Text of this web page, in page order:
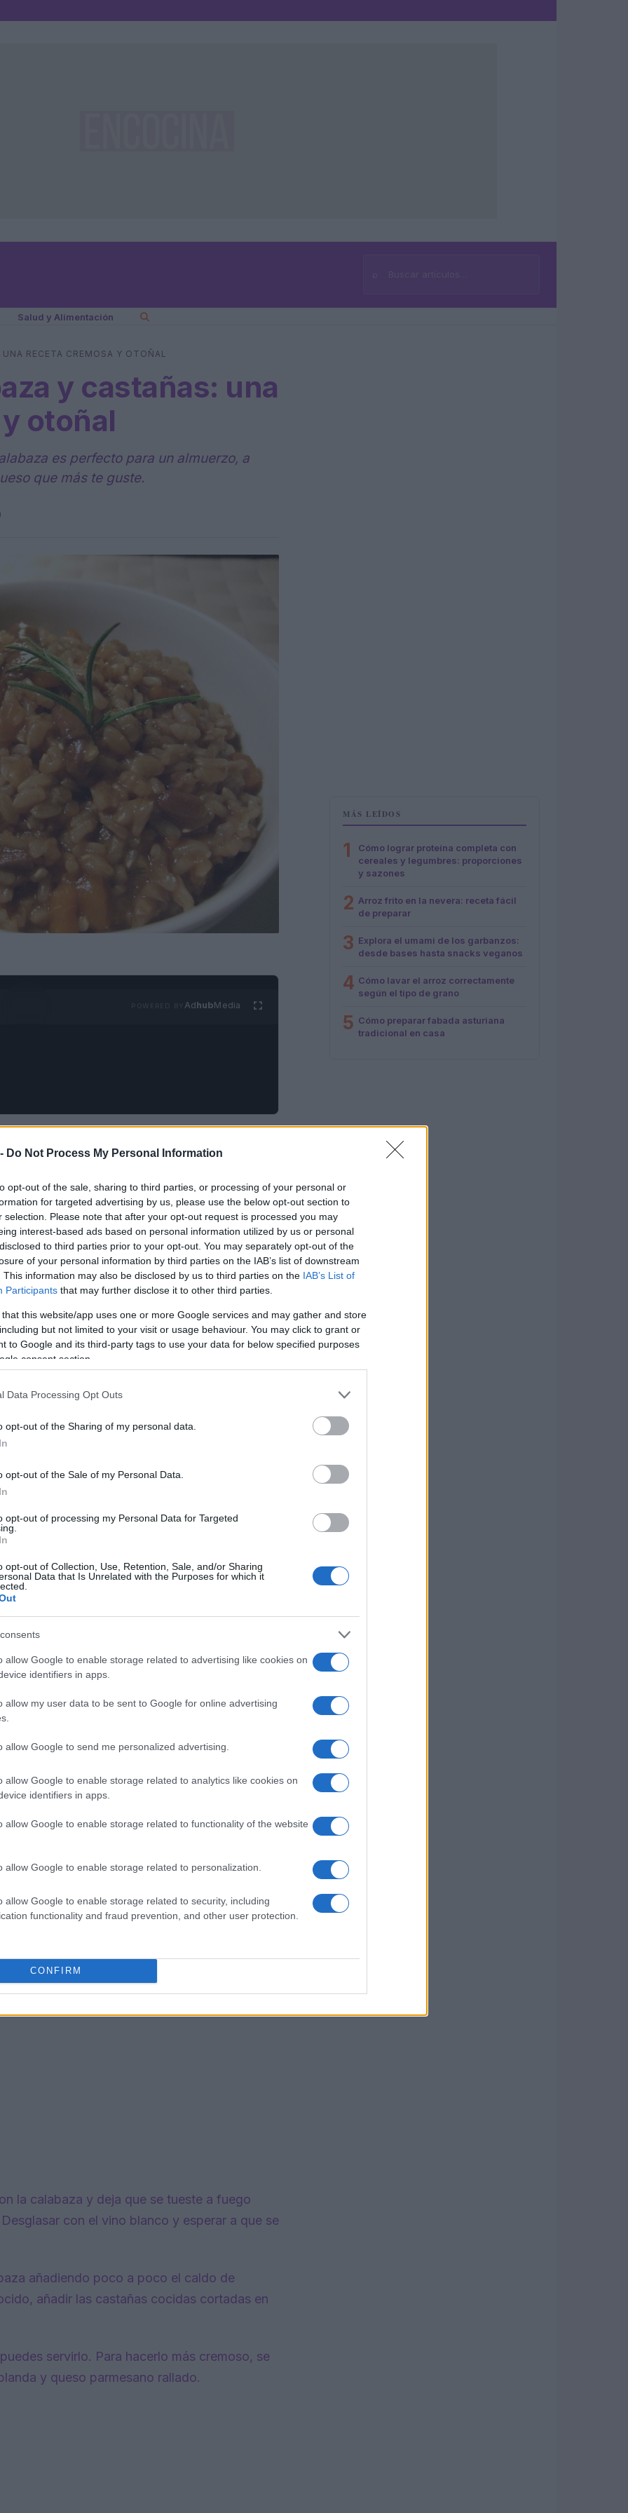
Do Not Process My Personal Information
opt-out of the sale, sharing to third parties, or processing of your personal or
for targeted advertising by us, please use the below opt-out section to
selection. Please note that after your opt-out request is processed you may
interest-based ads based on personal information utilized by us or personal
to third parties prior to your opt-out. You may separately opt-out of the
of your personal information by third parties on the IAB’s list of downstream
This information may also be disclosed by us to third parties on the IAB’s List of
Participants that may further disclose it to other third parties.
that this website/app uses one or more Google services and may gather and store
but not limited to your visit or usage behaviour. You may click to grant or
to Google and its third-party tags to use your data for below specified purposes
consent section.
Data Processing Opt Outs
opt-out of the Sharing of my personal data.
opt-out of the Sale of my Personal Data.
opt-out of processing my Personal Data for Targeted
opt-out of Collection, Use, Retention, Sale, and/or Sharing
Data that Is Unrelated with the Purposes for which it
allow Google to enable storage related to advertising like cookies on
identifiers in apps.
allow my user data to be sent to Google for online advertising
allow Google to send me personalized advertising.
allow Google to enable storage related to analytics like cookies on
identifiers in apps.
allow Google to enable storage related to functionality of the website
allow Google to enable storage related to personalization.
allow Google to enable storage related to security, including
functionality and fraud prevention, and other user protection.
CONFIRM
⌕Buscar
Salud y Alimentación
RECETA CREMOSA Y OTOÑAL
y castañas: una
otoñal
es perfecto para un almuerzo, a
que más te guste.
AdhubMedia
claramente otoñal, con un aspecto
reconfortante, fácil de preparar y también
puedes enriquecer con la adición de
toque extra de sabor y gusto.
de calabaza
el fondo de una cacerola con un poco de
cortada en dados pequeños y deja que
la calabaza y deja que se tueste a fuego
con el vino blanco y esperar a que se
añadiendo poco a poco el caldo de
añadir las castañas cocidas cortadas en
servirlo. Para hacerlo más cremoso, se
y queso parmesano rallado.
MÁS LEÍDOS
1
Cómo lograr proteína completa con
cereales y legumbres: proporciones
y sazones
2 Arroz frito en la nevera: receta fácil
de preparar
3 Explora el umami de los garbanzos:
desde bases hasta snacks veganos
4 Cómo lavar el arroz correctamente
según el tipo de grano
5 Cómo preparar fabada asturiana
tradicional en casa